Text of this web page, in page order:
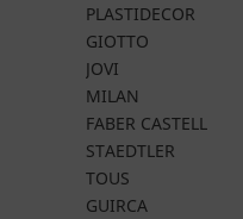
PLASTIDECOR
GIOTTO
JOVI
MILAN
FABER CASTELL
STAEDTLER
TOUS
GUIRCA